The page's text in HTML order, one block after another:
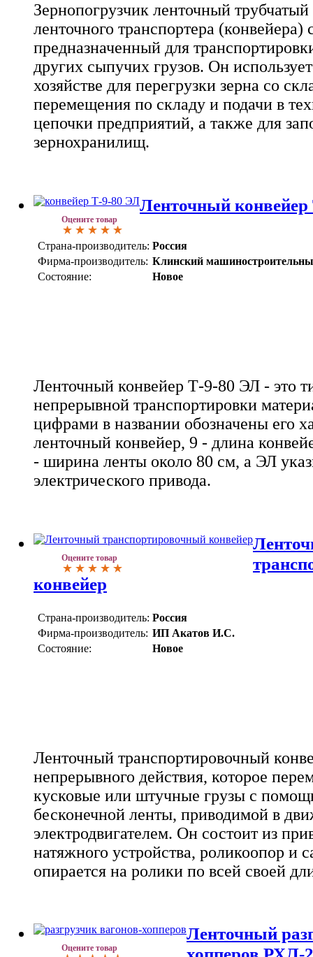
Зернопогрузчик ленточный
ленточного транспортера (конвейера)
предназначенный для
других сыпучих грузов. Он
хозяйстве для перегрузки зерна со
перемещения по складу и подачи в
цепочки предприятий, а также для
зернохранилищ.
Оцените товар
Ленточный
Страна-производитель: Россия
Фирма-производитель: Клинский
Состояние:
Новое
Ленточный конвейер Т-9-80 ЭЛ - это
непрерывной транспортировки
цифрами в названии обозначены его
ленточный конвейер, 9 - длина
- ширина ленты около 80 см, а ЭЛ
электрического привода.
Оцените товар
конвейер
Страна-производитель: Россия
Фирма-производитель: ИП Акатов И.С.
Состояние:
Новое
Ленточный транспортировочный
непрерывного действия, которое
кусковые или штучные грузы с
бесконечной ленты, приводимой в
электродвигателем. Он состоит из
натяжного устройства, роликоопор и
опирается на ролики по всей своей
Оцените товар
Ленточный